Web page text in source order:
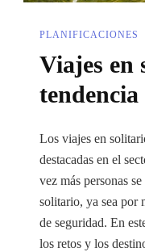
PLANIFICACIONES
Viajes en
tendencia
Los viajes en
destacadas en el
vez más personas
solitario, ya sea por
de seguridad. En
los retos y los